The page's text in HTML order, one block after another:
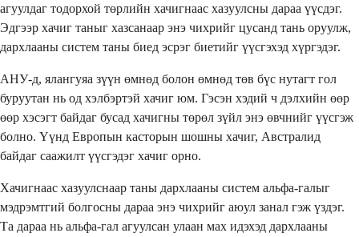
агуулдаг тодорхой төрлийн хачигнаас хазуулсны дараа үүсдэг.
Эдгээр хачиг таныг хазсанаар энэ чихрийг цусанд тань оруулж,
дархлааны систем таны биед эсрэг биетийг үүсгэхэд хүргэдэг.
АНУ-д, ялангуяа зүүн өмнөд болон өмнөд төв бүс нутагт гол
буруутан нь од хэлбэртэй хачиг юм. Гэсэн хэдий ч дэлхийн өөр
өөр хэсэгт байдаг бусад хачигны төрөл зүйл энэ өвчнийг үүсгэж
болно. Үүнд Европын касторын шошны хачиг, Австралид
байдаг саажилт үүсгэдэг хачиг орно.
Хачигнаас хазуулснаар таны дархлааны систем альфа-галыг
мэдрэмтгий болгосны дараа энэ чихрийг аюул занал гэж үздэг.
Та дараа нь альфа-гал агуулсан улаан мах идэхэд дархлааны